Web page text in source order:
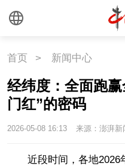
首页 > 新闻中心
经纬度：全面跑
门红”的密码
2026-05-08 16:13 来源：澎湃新
近段时间，各地2026